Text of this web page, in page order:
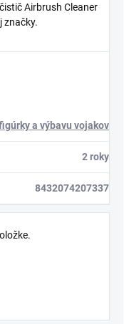
Airbrush Cleaner
značky.
a výbavu vojakov
2 roky
8432074207337